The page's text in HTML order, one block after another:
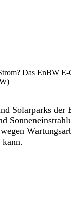
Das EnBW
Solarparks der
kann.